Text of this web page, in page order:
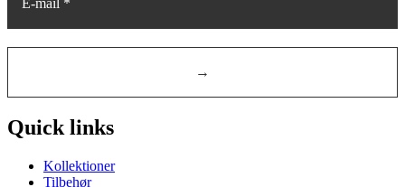
Quick links
Kollektioner
Tilbehør